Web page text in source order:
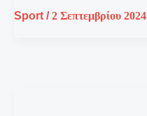
Sport /2 Σεπτεμβρίου 2024